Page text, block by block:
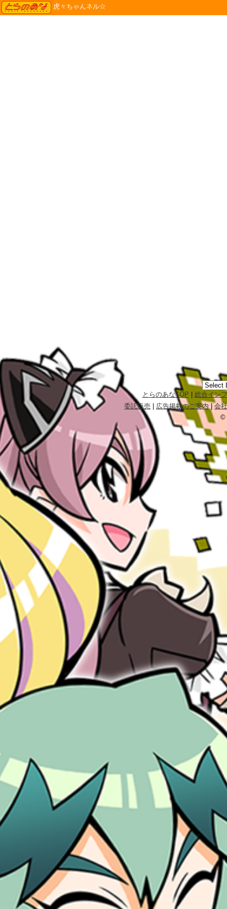
TORANOANA
虎々ちゃんネル☆
とらのあなTOP
総合イン
委託販売
広告掲載のご案内|会
©